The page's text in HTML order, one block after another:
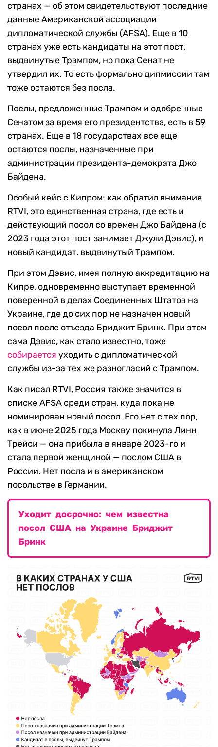
странах — об этом свидетельствуют последние
данные Американской ассоциации
дипломатической службы (AFSA). Еще в 10
странах уже есть кандидаты на этот пост,
выдвинутые Трампом, но пока Сенат не
утвердил их. То есть формально дипмиссии там
тоже остаются без посла.
Послы, предложенные Трампом и одобренные
Сенатом за время его президентства, есть в 59
странах. Еще в 18 государствах все еще
остаются послы, назначенные при
администрации президента-демократа Джо
Байдена.
Особый кейс с Кипром: как обратил внимание
RTVI, это единственная страна, где есть и
действующий посол со времен Джо Байдена (с
2023 года этот пост занимает Джули Дэвис), и
новый кандидат, выдвинутый Трампом.
При этом Дэвис, имея полную аккредитацию на
Кипре, одновременно выступает временной
поверенной в делах Соединенных Штатов на
Украине, где до сих пор не назначен новый
посол после отъезда Бриджит Бринк. При этом
сама Дэвис, как стало известно, тоже
собирается уходить с дипломатической
службы из-за тех же разногласий с Трампом.
Как писал RTVI, Россия также значится в
списке AFSA среди стран, куда пока не
номинирован новый посол. Его нет с тех пор,
как в июне 2025 года Москву покинула Линн
Трейси — она прибыла в январе 2023-го и
стала первой женщиной — послом США в
России. Нет посла и в американском
посольстве в Германии.
Уходит досрочно: чем известна
посол США на Украине Бриджит
Бринк